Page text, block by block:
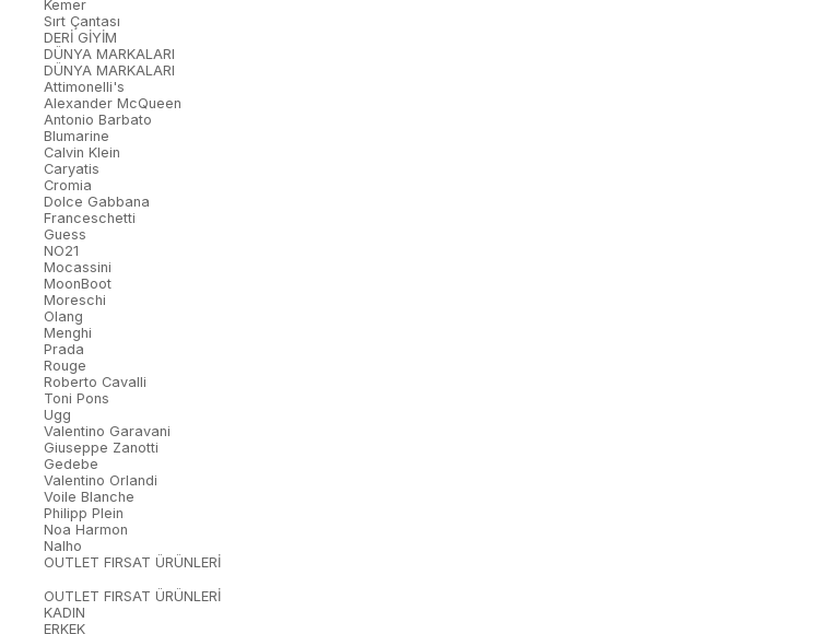
Kemer
Sırt Çantası
DERİ GİYİM
DÜNYA MARKALARI
DÜNYA MARKALARI
Attimonelli's
Alexander McQueen
Antonio Barbato
Blumarine
Calvin Klein
Caryatis
Cromia
Dolce Gabbana
Franceschetti
Guess
NO21
Mocassini
MoonBoot
Moreschi
Olang
Menghi
Prada
Rouge
Roberto Cavalli
Toni Pons
Ugg
Valentino Garavani
Giuseppe Zanotti
Gedebe
Valentino Orlandi
Voile Blanche
Philipp Plein
Noa Harmon
Nalho
OUTLET FIRSAT ÜRÜNLERİ
OUTLET FIRSAT ÜRÜNLERİ
KADIN
ERKEK